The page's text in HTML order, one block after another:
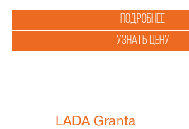
Подробнее
Узнать цену
LADA Granta